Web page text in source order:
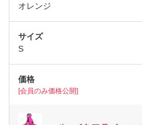
オレンジ
S
[会員のみ価格公開]